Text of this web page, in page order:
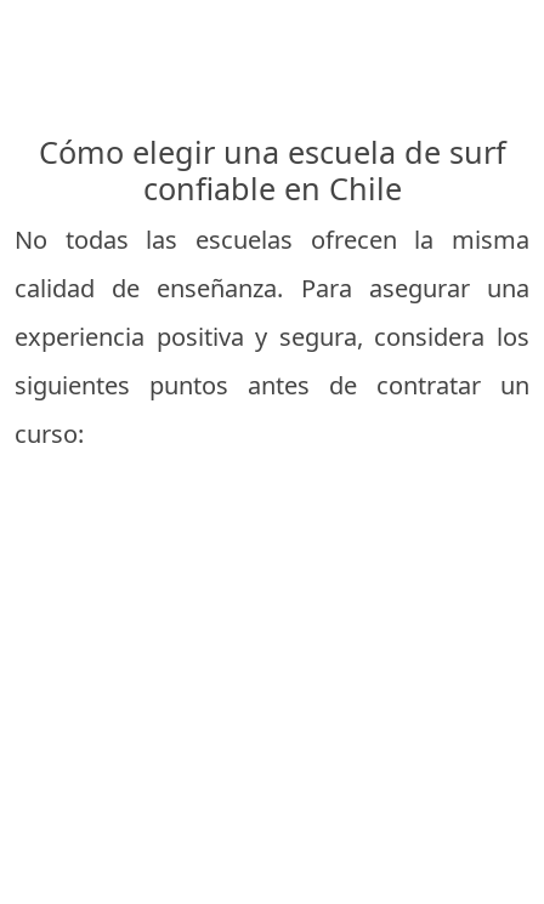
Cómo elegir una escuela de surf
confiable en Chile
No todas las escuelas ofrecen la misma
calidad de enseñanza. Para asegurar una
experiencia positiva y segura, considera los
siguientes puntos antes de contratar un
curso: